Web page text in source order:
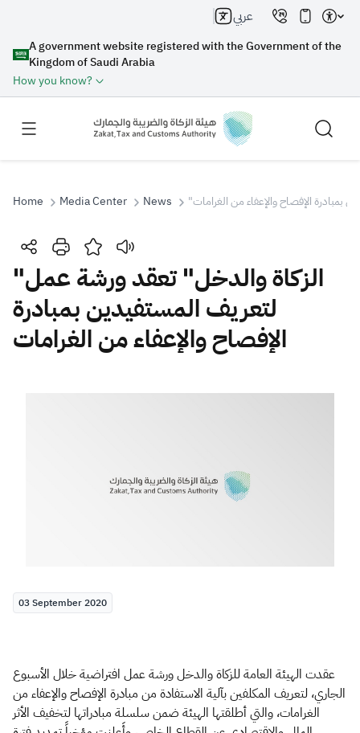
A government website registered with the Government of the
Kingdom of Saudi Arabia
How you know?
عربي
Search
Search Search AI
Suggestions
Customs VAT
Tax Declaration
Home Media Center News بمبادرة الإفصاح والإعفاء من الغرامات
"الزكاة والدخل" تعقد ورشة عمل
لتعريف المستفيدين بمبادرة
الإفصاح والإعفاء من الغرامات
03 September 2020
عقدت الهيئة العامة للزكاة والدخل ورشة عمل افتراضية خلال الأسبوع
الجاري، لتعريف المكلفين بآلية الاستفادة من مبادرة الإفصاح والإعفاء من
الغرامات، والتي أطلقتها الهيئة ضمن سلسلة مبادراتها لتخفيف الأثر